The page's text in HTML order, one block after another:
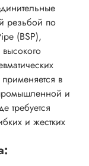
резьбой по
(BSP),
в
и
требуется
и жестких